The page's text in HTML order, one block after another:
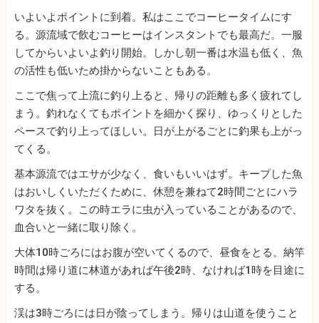
いよいよポイントに到着。私はここでコーヒータイムにす
る。源流域で飲むコーヒーはインスタントでも最高だ。一服
してからいよいよ釣り開始。しかし朝一番は水温も低く、魚
の活性も低いため掛からないこともある。
ここで焦って上流に釣り上ると、帰りの距離も多く疲れてし
まう。釣れなくてもポイントを細かく探り、ゆっくりとした
ペースで釣り上ってほしい。日が上がるごとに釣果も上がっ
てくる。
基本源流ではエサが少なく、食いもいいはず。キープした魚
はおいしくいただくために、休憩を兼ねて2時間ごとにハラ
ワタを抜く。この時エラに虫が入っていることがあるので、
血合いと一緒に取り除く。
大体10時ごろにはお腹が空いてくるので、昼食をとる。納竿
時間は帰り道に林道があれば午後2時、なければ1時を目途に
する。
渓は3時ごろには日が陰ってしまう。帰りは山道を使うこと